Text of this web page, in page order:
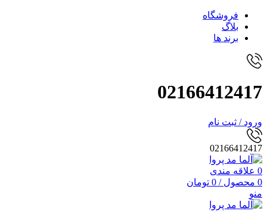
فروشگاه
بلاگ
برند ها
02166412417
ورود / ثبت نام
02166412417
0 علاقه مندی
0 محصول /
0 تومان
منو